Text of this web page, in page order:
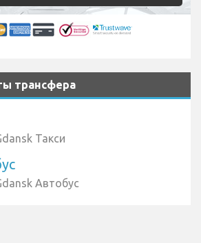
трансфера
Такси
Автобус